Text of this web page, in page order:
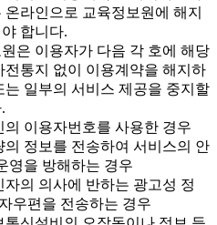
온라인으로 교육정보원에 해지
합니다.
은 이용자가 다음 각 호에 해당
전통지 없이 이용계약을 해지하
는 일부의 서비스 제공을 중지할
의 이용자번호를 사용한 경우
의 정보를 전송하여 서비스의 안
영을 방해하는 경우
자의 의사에 반하는 광고성 정
우편을 전송하는 경우